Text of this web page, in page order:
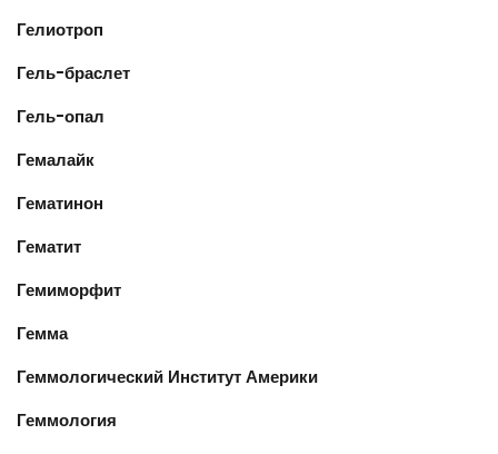
Гелиотроп
Гель-браслет
Гель-опал
Гемалайк
Гематинон
Гематит
Гемиморфит
Гемма
Геммологический Институт Америки
Геммология